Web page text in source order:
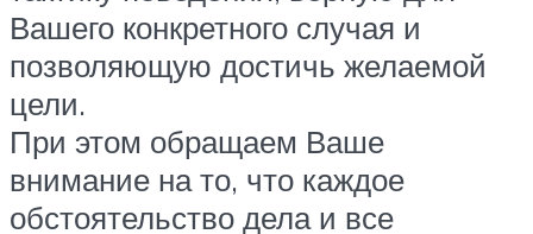
Вашего конкретного случая и
позволяющую достичь желаемой
цели.
При этом обращаем Ваше
внимание на то, что каждое
обстоятельство дела и все